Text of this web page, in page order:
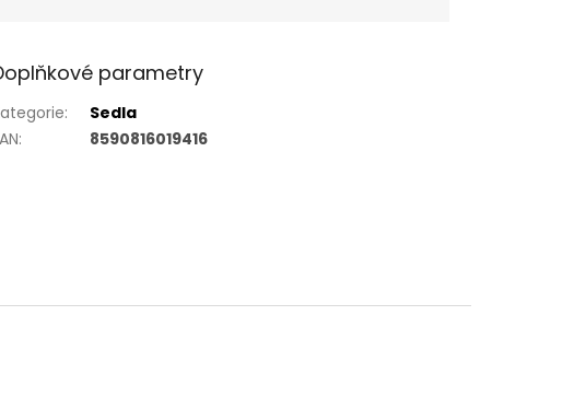
parametry
:
Sedla
: 8590816019416